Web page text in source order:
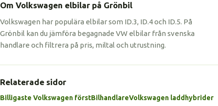
Om Volkswagen elbilar på Grönbil
Volkswagen har populära elbilar som ID.3, ID.4 och ID.5. På
Grönbil kan du jämföra begagnade VW elbilar från svenska
handlare och filtrera på pris, miltal och utrustning.
Relaterade sidor
Billigaste Volkswagen förstBilhandlareVolkswagen laddhybrider